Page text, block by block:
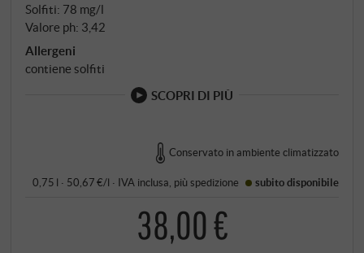
Solfiti: 78 mg/l
Valore ph: 3,42
Allergeni
contiene solfiti
SCOPRI DI PIÙ
Conservato in ambiente climatizzato
0,75 l · 50,67 €/l · IVA inclusa , piùspedizione subito disponibile
38,00 €